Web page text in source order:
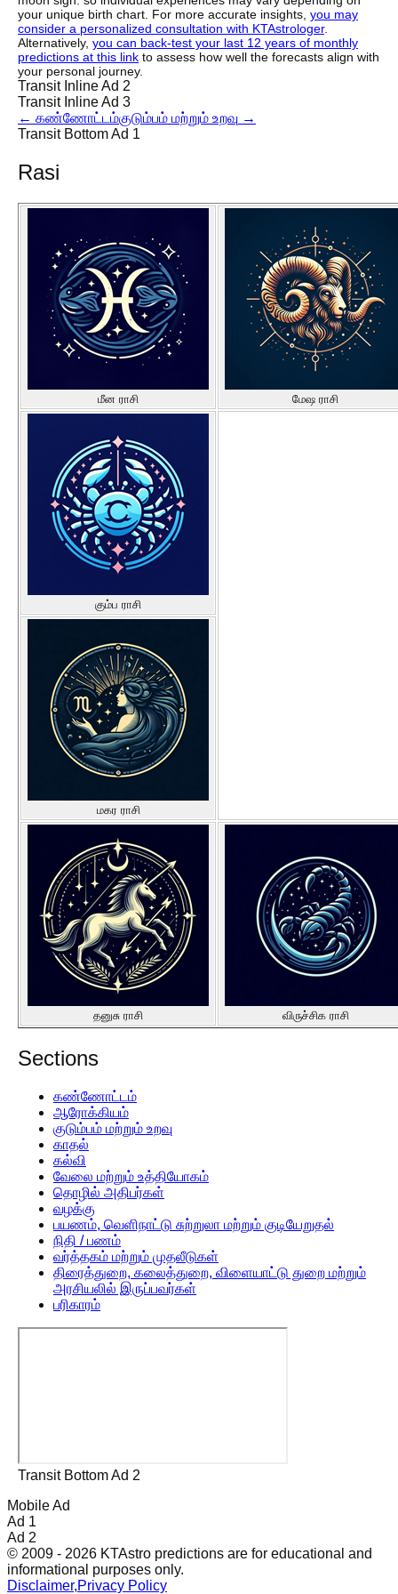
your unique birth chart. For more accurate insights, you may
consider a personalized consultation with KTAstrologer.
Alternatively, you can back-test your last 12 years of monthly
predictions at this link to assess how well the forecasts align with
your personal journey.
Transit Inline Ad 2
Transit Inline Ad 3
← கண்ணோட்டம்குடும்பம் மற்றும் உறவு →
Transit Bottom Ad 1
Rasi
மீன ராசி மேஷ ராசி
கும்ப ராசி
மகர ராசி
தனுசு ராசி விருச்சிக ராசி
Sections
கண்ணோட்டம்
ஆரோக்கியம்
குடும்பம் மற்றும் உறவு
காதல்
கல்வி
வேலை மற்றும் உத்தியோகம்
தொழில் அதிபர்கள்
வழக்கு
பயணம், வெளிநாட்டு சுற்றுலா மற்றும் குடியேறுதல்
நிதி / பணம்
வர்த்தகம் மற்றும் முதலீடுகள்
திரைத்துறை, கலைத்துறை, விளையாட்டு துறை மற்றும்
அரசியலில் இருப்பவர்கள்
பரிகாரம்
Transit Bottom Ad 2
Mobile Ad
Ad 1
Ad 2
© 2009 - 2026 KTAstro predictions are for educational and
informational purposes only.
Disclaimer,Privacy Policy